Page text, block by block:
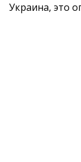
Украина, это